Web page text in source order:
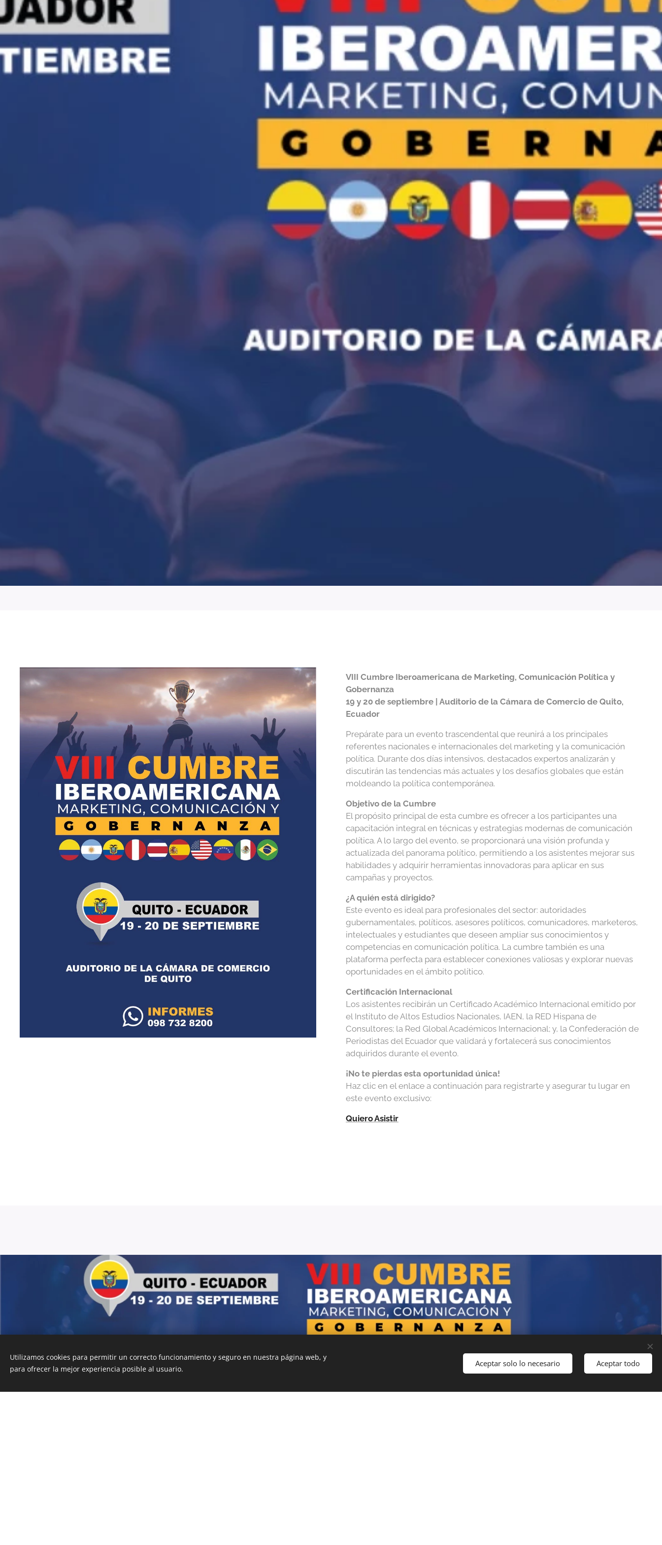
VIII Cumbre Iberoamericana de Marketing, Comunicación Política y
Gobernanza
19 y 20 de septiembre | Auditorio de la Cámara de Comercio de Quito,
Ecuador
Prepárate para un evento trascendental que reunirá a los principales
referentes nacionales e internacionales del marketing y la comunicación
política. Durante dos días intensivos, destacados expertos analizarán y
discutirán las tendencias más actuales y los desafíos globales que están
moldeando la política contemporánea.
Objetivo de la Cumbre
El propósito principal de esta cumbre es ofrecer a los participantes una
capacitación integral en técnicas y estrategias modernas de comunicación
política. A lo largo del evento, se proporcionará una visión profunda y
actualizada del panorama político, permitiendo a los asistentes mejorar sus
habilidades y adquirir herramientas innovadoras para aplicar en sus
campañas y proyectos.
¿A quién está dirigido?
Este evento es ideal para profesionales del sector: autoridades
gubernamentales, políticos, asesores políticos, comunicadores, marketeros,
intelectuales y estudiantes que deseen ampliar sus conocimientos y
competencias en comunicación política. La cumbre también es una
plataforma perfecta para establecer conexiones valiosas y explorar nuevas
oportunidades en el ámbito político.
Certificación Internacional
Los asistentes recibirán un Certificado Académico Internacional emitido por
el Instituto de Altos Estudios Nacionales, IAEN, la RED Hispana de
Consultores; la Red Global Académicos Internacional; y, la Confederación de
Periodistas del Ecuador que validará y fortalecerá sus conocimientos
adquiridos durante el evento.
¡No te pierdas esta oportunidad única!
Haz clic en el enlace a continuación para registrarte y asegurar tu lugar en
este evento exclusivo:
Quiero Asistir
Utilizamos cookies para permitir un correcto funcionamiento y seguro en nuestra página web, y
para ofrecer la mejor experiencia posible al usuario.
Aceptar solo lo necesario Aceptar todo